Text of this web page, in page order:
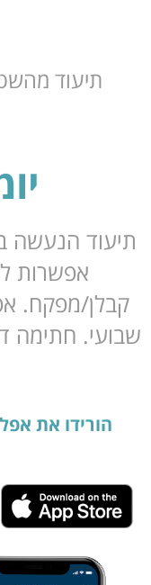
תיעוד מהשטח
הנעשה בשטח
אפשרות ליומן
מפקח. אפשרות
חתימה